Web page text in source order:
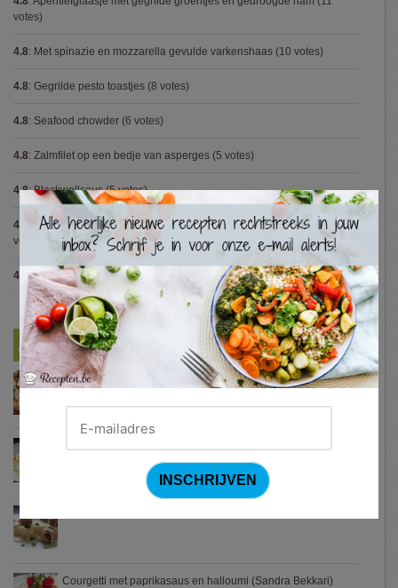
votes)
4.8: Met spinazie en mozzarella gevulde varkenshaas (10 votes)
4.8: Gegrilde pesto toastjes (8 votes)
4.8: Seafood chowder (6 votes)
4.8: Zalmfilet op een bedje van asperges (5 votes)
4.8:Blackwellsaus(5 votes)
4.7 Varkenshaasje met jagersaus en kroketten (Jeroen Meus)
(15
votes)
4.7:Gestoofde kip met dragon
Nieuwste Recepten
Turkse pizza met halloumi en courgette
Courgetti met paprikasaus en halloumi (Sandra Bekkari)
×